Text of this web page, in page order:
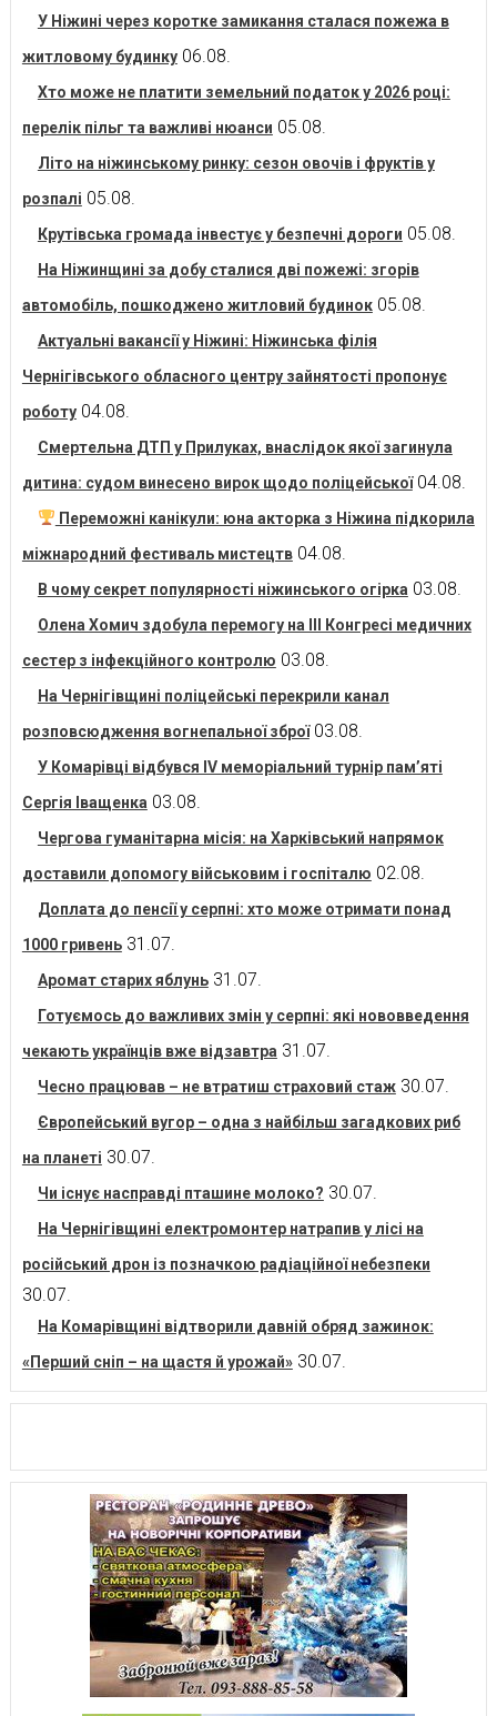
У Ніжині через коротке замикання сталася пожежа в
житловому будинку 06.08.
Хто може не платити земельний податок у 2026 році:
перелік пільг та важливі нюанси 05.08.
Літо на ніжинському ринку: сезон овочів і фруктів у
розпалі 05.08.
Крутівська громада інвестує у безпечні дороги 05.08.
На Ніжинщині за добу сталися дві пожежі: згорів
автомобіль, пошкоджено житловий будинок 05.08.
Актуальні вакансії у Ніжині: Ніжинська філія
Чернігівського обласного центру зайнятості пропонує
роботу 04.08.
Смертельна ДТП у Прилуках, внаслідок якої загинула
дитина: судом винесено вирок щодо поліцейської 04.08.
Переможні канікули: юна акторка з Ніжина підкорила
міжнародний фестиваль мистецтв 04.08.
В чому секрет популярності ніжинського огірка 03.08.
Олена Хомич здобула перемогу на ІІІ Конгресі медичних
сестер з інфекційного контролю 03.08.
На Чернігівщині поліцейські перекрили канал
розповсюдження вогнепальної зброї 03.08.
У Комарівці відбувся IV меморіальний турнір пам’яті
Сергія Іващенка 03.08.
Чергова гуманітарна місія: на Харківський напрямок
доставили допомогу військовим і госпіталю 02.08.
Доплата до пенсії у серпні: хто може отримати понад
1000 гривень 31.07.
Аромат старих яблунь 31.07.
Готуємось до важливих змін у серпні: які нововведення
чекають українців вже відзавтра 31.07.
Чесно працював – не втратиш страховий стаж 30.07.
Європейський вугор – одна з найбільш загадкових риб
на планеті 30.07.
Чи існує насправді пташине молоко? 30.07.
На Чернігівщині електромонтер натрапив у лісі на
російський дрон із позначкою радіаційної небезпеки
30.07.
На Комарівщині відтворили давній обряд зажинок:
«Перший сніп – на щастя й урожай» 30.07.